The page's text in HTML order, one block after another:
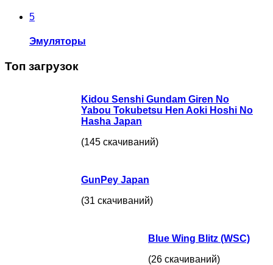
5
Эмуляторы
Топ загрузок
Kidou Senshi Gundam Giren No
Yabou Tokubetsu Hen Aoki Hoshi No
Hasha Japan
(145 скачиваний)
GunPey Japan
(31 скачиваний)
Blue Wing Blitz (WSC)
(26 скачиваний)